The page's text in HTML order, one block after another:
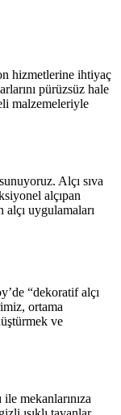
hizmetlerine ihtiyaç
pürüzsüz hale
malzemeleriyle
Alçı sıva
alçıpan
uygulamaları
“dekoratif alçı
ortama
ve
mekanlarınıza